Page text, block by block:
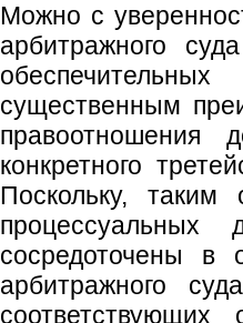
Можно с
арбитражного
существенным
конкретного
Поскольку,
сосредоточены в
арбитражного